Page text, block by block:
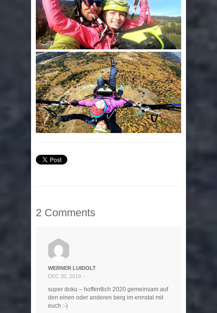
2 Comments
WERNER LUIDOLT
DEC 30, 2019 -
super doku – hoffentlich 2020 gemeinsam auf
den einen oder anderen berg im ennstal mit
euch :-)